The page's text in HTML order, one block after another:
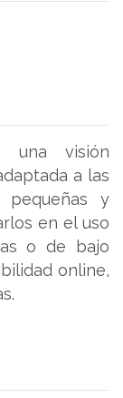
una visión
a las
pequeñas y
en el uso
o de bajo
online,